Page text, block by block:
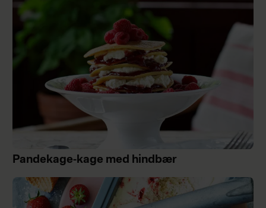
Pandekage-kage med hindbær